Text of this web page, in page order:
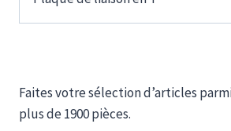
Faites votre sélection d’articles
plus de 1900 pièces.